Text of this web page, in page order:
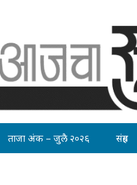
ताजा अंक – जुलै २०२६ संग्रह